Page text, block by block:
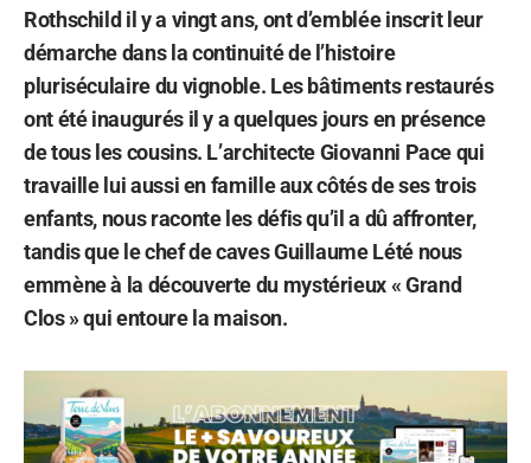
Rothschild il y a vingt ans, ont d’emblée inscrit leur
démarche dans la continuité de l’histoire
pluriséculaire du vignoble. Les bâtiments restaurés
ont été inaugurés il y a quelques jours en présence
de tous les cousins. L’architecte Giovanni Pace qui
travaille lui aussi en famille aux côtés de ses trois
enfants, nous raconte les défis qu’il a dû affronter,
tandis que le chef de caves Guillaume Lété nous
emmène à la découverte du mystérieux « Grand
Clos » qui entoure la maison.